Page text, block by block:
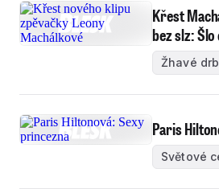
Křest
bez slz:
Žhavé
Paris
Světové